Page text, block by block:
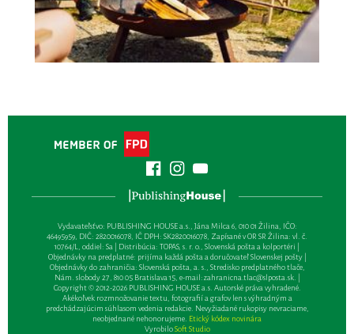
Vydavateľsťvo: PUBLISHING HOUSE a.s., Jána Milca 6, 010 01 Žilina, IČO:
46495959, DIČ: 2820016078, IČ DPH: SK2820016078, Zapísané v OR SR Žilina: vl. č.
10764/L, oddiel: Sa | Distribúcia: TOPAS, s. r. o., Slovenská pošta a kolportéri |
Objednávky na predplatné: prijíma každá pošta a doručovateľ Slovenskej pošty |
Objednávky do zahraničia: Slovenská pošta, a. s., Stredisko predplatného tlače,
Nám. slobody 27, 810 05 Bratislava 15, e-mail:zahranicna.tlac@slposta.sk. |
Copyright © 2012-2026 PUBLISHING HOUSE a.s. Autorské práva vyhradené.
Akékoľvek rozmnožovanie textu, fotografií a grafov len s výhradným a
predchádzajúcim súhlasom vedenia redakcie. Nevyžiadané rukopisy nevraciame,
neobjednané nehonorujeme. Etický kódex novinára
VyrobiloSoft Studio